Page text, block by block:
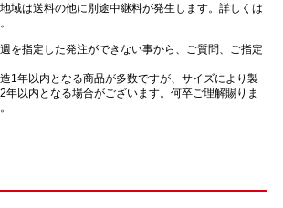
域は送料の他に別途中継料が発生します。詳しくは
を指定した発注ができない事から、ご質問、ご指定
1年以内となる商品が多数ですが、サイズにより製
年以内となる場合がございます。何卒ご理解賜りま